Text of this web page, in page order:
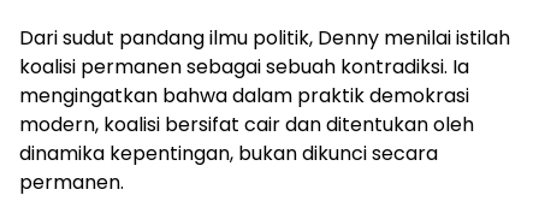
Dari sudut pandang ilmu politik, Denny menilai istilah
koalisi permanen sebagai sebuah kontradiksi. Ia
mengingatkan bahwa dalam praktik demokrasi
modern, koalisi bersifat cair dan ditentukan oleh
dinamika kepentingan, bukan dikunci secara
permanen.